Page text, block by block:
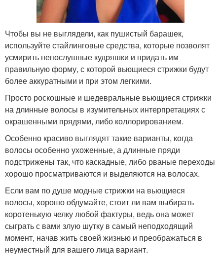
Чтобы вы не выглядели, как пушистый барашек,
используйте стайлинговые средства, которые позволят
усмирить непослушные кудряшки и придать им
правильную форму, с которой вьющиеся стрижки будут
более аккуратными и при этом легкими.
Просто роскошные и шедевральные вьющиеся стрижки
на длинные волосы в изумительных интерпретациях с
окрашенными прядями, либо коллорированием.
Особенно красиво выглядят такие варианты, когда
волосы особенно ухоженные, а длинные пряди
подстрижены так, что каскадные, либо рваные переходы
хорошо просматриваются и выделяются на волосах.
Если вам по душе модные стрижки на вьющиеся
волосы, хорошо обдумайте, стоит ли вам выбирать
коротенькую челку любой фактуры, ведь она может
сыграть с вами злую шутку в самый неподходящий
момент, начав жить своей жизнью и преображаться в
неуместный для вашего лица вариант.